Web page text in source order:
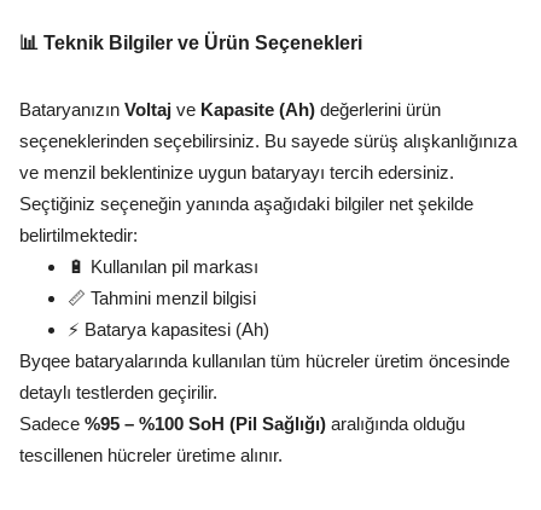
📊 Teknik Bilgiler ve Ürün Seçenekleri
Bataryanızın Voltaj ve Kapasite (Ah) değerlerini ürün
seçeneklerinden seçebilirsiniz. Bu sayede sürüş alışkanlığınıza
ve menzil beklentinize uygun bataryayı tercih edersiniz.
Seçtiğiniz seçeneğin yanında aşağıdaki bilgiler net şekilde
belirtilmektedir:
🔋 Kullanılan pil markası
📏 Tahmini menzil bilgisi
⚡ Batarya kapasitesi (Ah)
Byqee bataryalarında kullanılan tüm hücreler üretim öncesinde
detaylı testlerden geçirilir.
Sadece %95 – %100 SoH (Pil Sağlığı) aralığında olduğu
tescillenen hücreler üretime alınır.